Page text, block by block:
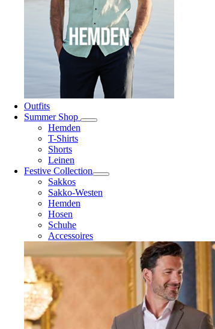
Outfits
Summer Shop
Hemden
T-Shirts
Shorts
Leinen
Festive Collection
Sakkos
Sakko-Westen
Hemden
Hosen
Schuhe
Accessoires